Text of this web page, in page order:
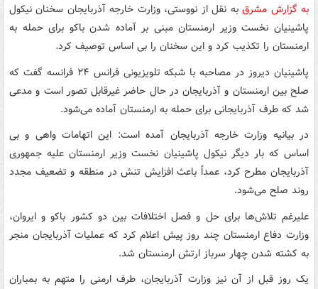
به گزارش مشرقبه نقل از نووستی، وزارت خارجه آذربایجان سخنان نیکول
پاشینیان نخست وزیر ارمنستان مبنی بر آماده شدن باکو برای حمله به
ارمنستان را تکذیب کرد و این سخنان را بی اساس توصیف کرد.
پاشینیان دیروز در مصاحبه با شبکه تلویزیونی فرانس ۲۴ فرانسه گفت که
صلح بین ارمنستان و آذربایجان در حال حاضر غیرقابل تصور است و مدعی
شد که طرف آذربایجانی برای حمله به ارمنستان آماده می‌شود.
در بیانیه وزارت خارجه آذربایجان آمده است: این اتهامات واهی و بی
اساس که بار دیگر نیکول پاشینیان نخست وزیر ارمنستان علیه جمهوری
آذربایجان مطرح کرد، عمداً باعث افزایش تنش در منطقه و تضعیف مجدد
روند صلح می‌شود.
علیرغم تلاش‌ها برای حل و فصل اختلافات بین دو کشور باکو و ایروان،
وزارت دفاع ارمنستان چند روز پیش اعلام کرد که عملیات آذربایجان منجر
به کشته شدن چهار سرباز ارتش ارمنستان شد.
یک روز قبل از آن نیز وزارت آذربایجان، طرف ارمنی را متهم به بمباران